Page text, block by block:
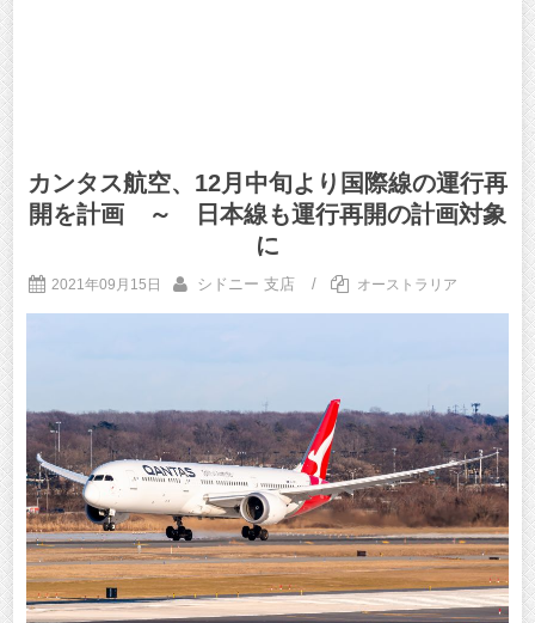
カンタス航空、12月中旬より国際線の運行再
開を計画 ～ 日本線も運行再開の計画対象
に
2021年09月15日 シドニー 支店 / オーストラリア